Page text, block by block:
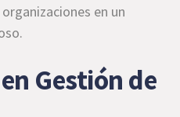
en un
Gestión de